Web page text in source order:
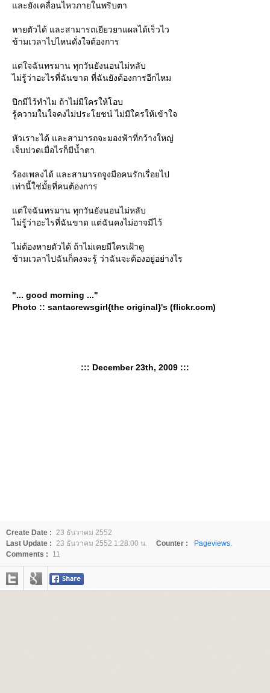
ละยังเคลื่อนไหวภายในพริบตา
หายตัวได้ และสามารถเยียวยาแผลได้เร็วไว
ข้ามเวลาไปไหนดั่งใจต้องการ
ต่ใจฉันทรมาน ทุกวันยังนอนไม่หลับ
ไม่รู้ว่าอะไรที่ฉันขาด ที่ฉันยังต้องการอีกไหม
ปีกมีไว้ทำไม ถ้าไม่มีใครให้โอบ
รู้ความในใจคงไม่ประโยชน์ ไม่มีใครให้เข้าใจ
หัวเราะได้ และสามารถจะมองฟ้าที่กว้างใหญ่
เจ็บปวดเมื่อไรก็มีน้ำตา
ร้องเพลงได้ และสามารถจูงมือคนรักเรื่อยไป
เท่านี้ใช่มั้ยที่คนต้องการ
ต่ใจฉันทรมาน ทุกวันยังนอนไม่หลับ
ไม่รู้ว่าอะไรที่ฉันขาด แต่ฉันคงไม่อาจมีไว้
ไม่ต้องหายตัวได้ ถ้าไม่เคยมีใครเฝ้าดู
ข้ามเวลาไปฉันก็คงจะรู้ ว่าฉันจะต้องอยู่อย่างไร
"... good morning ..."
Photo :: santacrewsgirl{the original}'s (flickr.com)
::: December 23th, 2009 :::
Create Date : 23 ธันวาคม 2552
Last Update : 23 ธันวาคม 2552 1:28:00 น. Counter :
Pageviews.
Comments :
11